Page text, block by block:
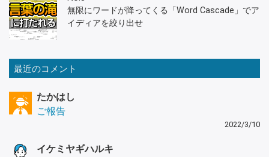
無限にワードが降ってくる「Word Cascade」でア
イディアを絞り出せ
最近のコメント
たかはし
ご報告
2022/3/10
イケミヤギハルキ